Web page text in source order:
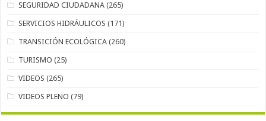
SEGURIDAD CIUDADANA (265)
SERVICIOS HIDRÁULICOS (171)
TRANSICIÓN ECOLÓGICA (260)
TURISMO (25)
VIDEOS (265)
VIDEOS PLENO (79)